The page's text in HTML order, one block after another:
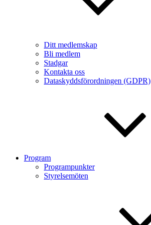
Ditt medlemskap
Bli medlem
Stadgar
Kontakta oss
Dataskyddsförordningen (GDPR)
Program
Programpunkter
Styrelsemöten